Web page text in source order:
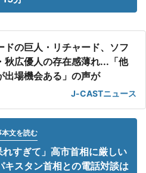
ドの巨人・リチャード、ソフ
秋広優人の存在感薄れ...「他
出場機会ある」の声が
J-CASTニュース
本文を読む
れすぎて」高市首相に厳しい
スタン首相との電話対談は